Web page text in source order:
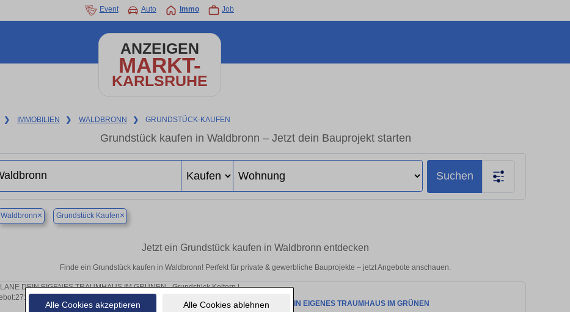
Alle Cookies akzeptieren Alle Cookies ablehnen
Event Auto Immo Job
ANZEIGEN
MARKT-
KARLSRUHE
❯ IMMOBILIEN ❯ WALDBRONN ❯ GRUNDSTÜCK-KAUFEN
Grundstück kaufen in Waldbronn – Jetzt dein Bauprojekt starten
Suchen
Waldbronn× Grundstück Kaufen×
Jetzt ein Grundstück kaufen in Waldbronn entdecken
Finde ein Grundstück kaufen in Waldbronn! Perfekt für private & gewerbliche Bauprojekte – jetzt Angebote anschauen.
PLANE DEIN EIGENES TRAUMHAUS IM GRÜNEN